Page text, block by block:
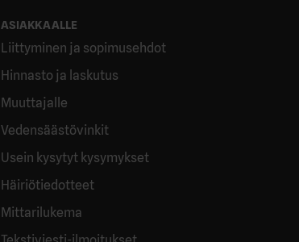
ASIAKKAALLE
Liittyminen ja sopimusehdot
Hinnasto ja laskutus
Muuttajalle
Vedensäästövinkit
Usein kysytyt kysymykset
Häiriötiedotteet
Mittarilukema